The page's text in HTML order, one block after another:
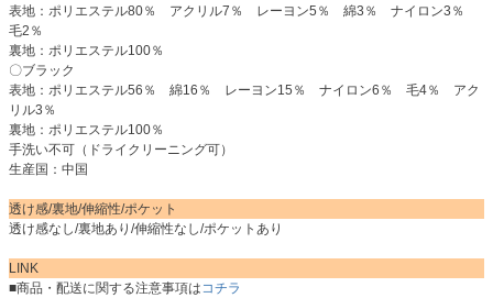
表地：ポリエステル80％ アクリル7％ レーヨン5％ 綿3％ ナイロン3％
毛2％
裏地：ポリエステル100％
〇ブラック
表地：ポリエステル56％ 綿16％ レーヨン15％ ナイロン6％ 毛4％ アク
リル3％
裏地：ポリエステル100％
手洗い不可（ドライクリーニング可）
生産国：中国
透け感/裏地/伸縮性/ポケット
透け感なし/裏地あり/伸縮性なし/ポケットあり
LINK
■商品・配送に関する注意事項は コチラ